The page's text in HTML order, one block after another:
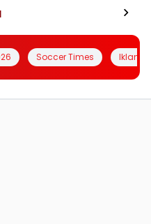
Soccer Times Iklanin